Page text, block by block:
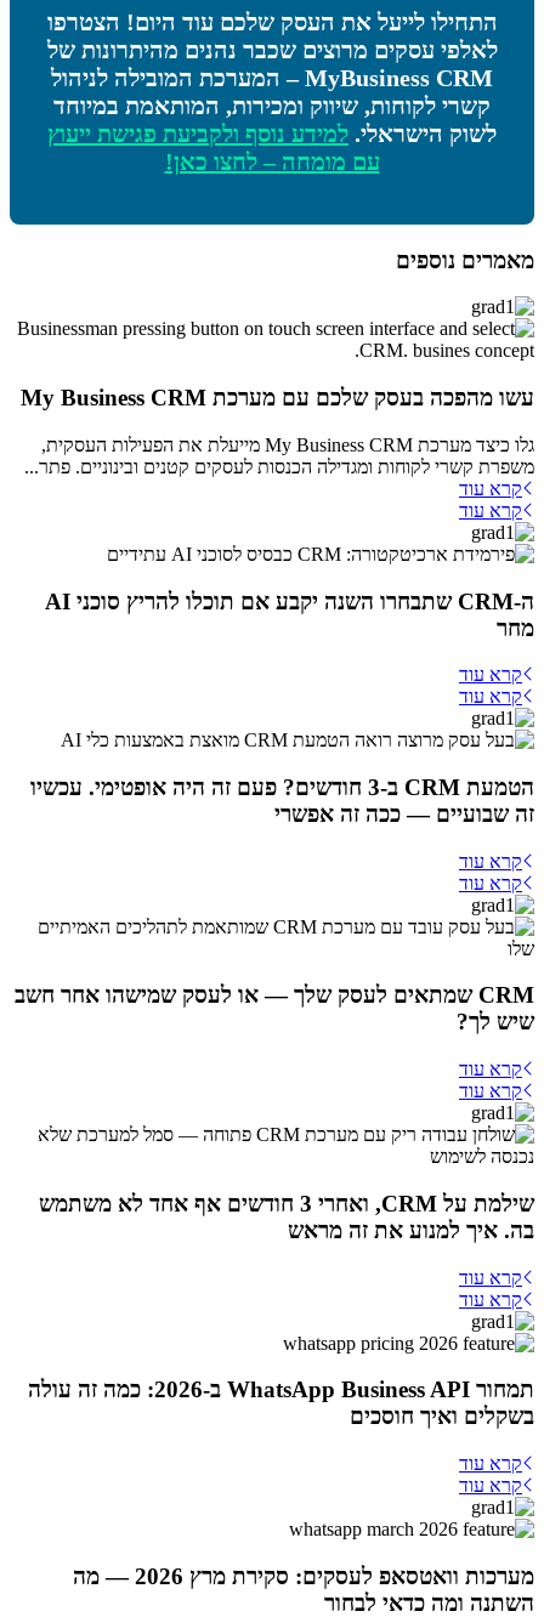
התחילו לייעל את העסק שלכם עוד היום! הצטרפו
לאלפי עסקים מרוצים שכבר נהנים מהיתרונות של
MyBusiness CRM – המערכת המובילה לניהול
קשרי לקוחות, שיווק ומכירות, המותאמת במיוחד
לשוק הישראלי. למידע נוסף ולקביעת פגישת ייעוץ
עם מומחה – לחצו כאן!
מאמרים נוספים
עשו מהפכה בעסק שלכם עם מערכת My Business CRM
גלו כיצד מערכת My Business CRM מייעלת את הפעילות העסקית,
משפרת קשרי לקוחות ומגדילה הכנסות לעסקים קטנים ובינוניים. פתר...
קרא עוד
קרא עוד
ה-CRM שתבחרו השנה יקבע אם תוכלו להריץ סוכני AI
מחר
קרא עוד
קרא עוד
הטמעת CRM ב-3 חודשים? פעם זה היה אופטימי. עכשיו
זה שבועיים — ככה זה אפשרי
קרא עוד
קרא עוד
CRM שמתאים לעסק שלך — או לעסק שמישהו אחר חשב
שיש לך?
קרא עוד
קרא עוד
שילמת על CRM, ואחרי 3 חודשים אף אחד לא משתמש
בה. איך למנוע את זה מראש
קרא עוד
קרא עוד
תמחור WhatsApp Business API ב-2026: כמה זה עולה
בשקלים ואיך חוסכים
קרא עוד
קרא עוד
מערכות וואטסאפ לעסקים: סקירת מרץ 2026 — מה
השתנה ומה כדאי לבחור